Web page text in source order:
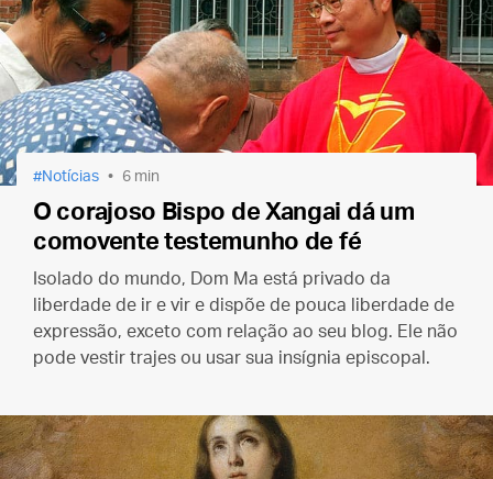
Notícias 6 min
O corajoso Bispo de Xangai dá um
comovente testemunho de fé
Isolado do mundo, Dom Ma está privado da
liberdade de ir e vir e dispõe de pouca liberdade de
expressão, exceto com relação ao seu blog. Ele não
pode vestir trajes ou usar sua insígnia episcopal.